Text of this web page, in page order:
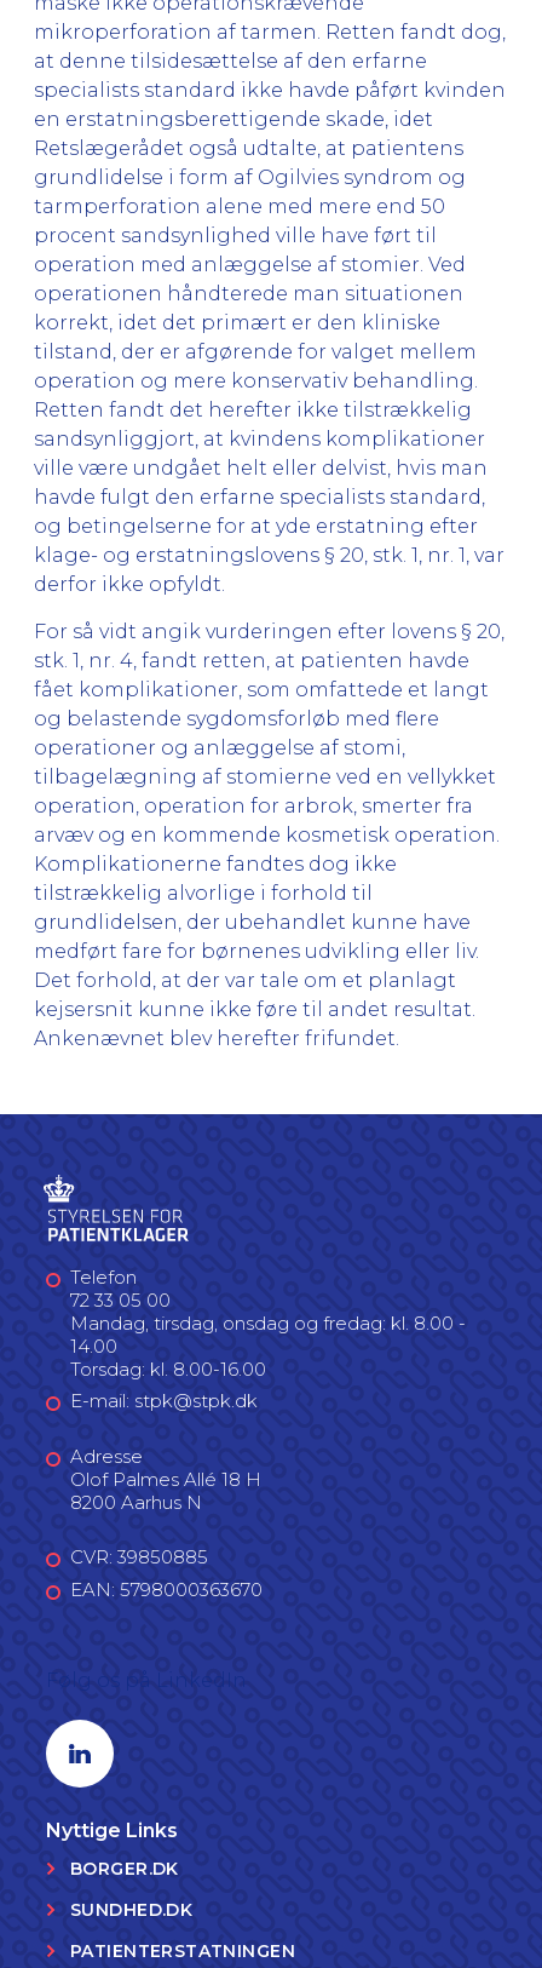
mikroperforation af tarmen. Retten fandt dog,
at denne tilsidesættelse af den erfarne
specialists standard ikke havde påført kvinden
en erstatningsberettigende skade, idet
Retslægerådet også udtalte, at patientens
grundlidelse i form af Ogilvies syndrom og
tarmperforation alene med mere end 50
procent sandsynlighed ville have ført til
operation med anlæggelse af stomier. Ved
operationen håndterede man situationen
korrekt, idet det primært er den kliniske
tilstand, der er afgørende for valget mellem
operation og mere konservativ behandling.
Retten fandt det herefter ikke tilstrækkelig
sandsynliggjort, at kvindens komplikationer
ville være undgået helt eller delvist, hvis man
havde fulgt den erfarne specialists standard,
og betingelserne for at yde erstatning efter
klage- og erstatningslovens § 20, stk. 1, nr. 1, var
derfor ikke opfyldt.
For så vidt angik vurderingen efter lovens § 20,
stk. 1, nr. 4, fandt retten, at patienten havde
fået komplikationer, som omfattede et langt
og belastende sygdomsforløb med flere
operationer og anlæggelse af stomi,
tilbagelægning af stomierne ved en vellykket
operation, operation for arbrok, smerter fra
arvæv og en kommende kosmetisk operation.
Komplikationerne fandtes dog ikke
tilstrækkelig alvorlige i forhold til
grundlidelsen, der ubehandlet kunne have
medført fare for børnenes udvikling eller liv.
Det forhold, at der var tale om et planlagt
kejsersnit kunne ikke føre til andet resultat.
Ankenævnet blev herefter frifundet.
Telefon
72 33 05 00
Mandag, tirsdag, onsdag og fredag: kl. 8.00 -
14.00
Torsdag: kl. 8.00-16.00
E-mail: stpk@stpk.dk
Adresse
Olof Palmes Allé 18 H
8200 Aarhus N
CVR: 39850885
EAN: 5798000363670
Linkedin profil
Nyttige Links
BORGER.DK
SUNDHED.DK
PATIENTERSTATNINGEN